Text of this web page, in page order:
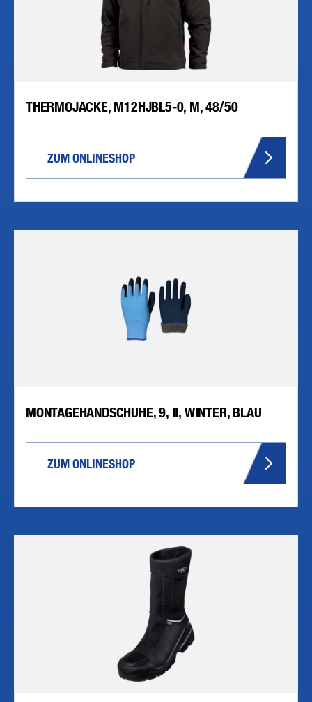
THERMOJACKE, M12HJBL5-0, M, 48/50
ZUM ONLINESHOP
MONTAGEHANDSCHUHE, 9, II, WINTER, BLAU
ZUM ONLINESHOP